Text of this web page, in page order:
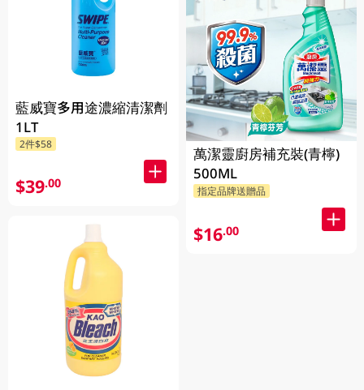
藍威寶多用途濃縮清潔劑
1LT
2件$58
$39.00
萬潔靈廚房補充裝(青檸)
500ML
指定品牌送贈品
$16.00